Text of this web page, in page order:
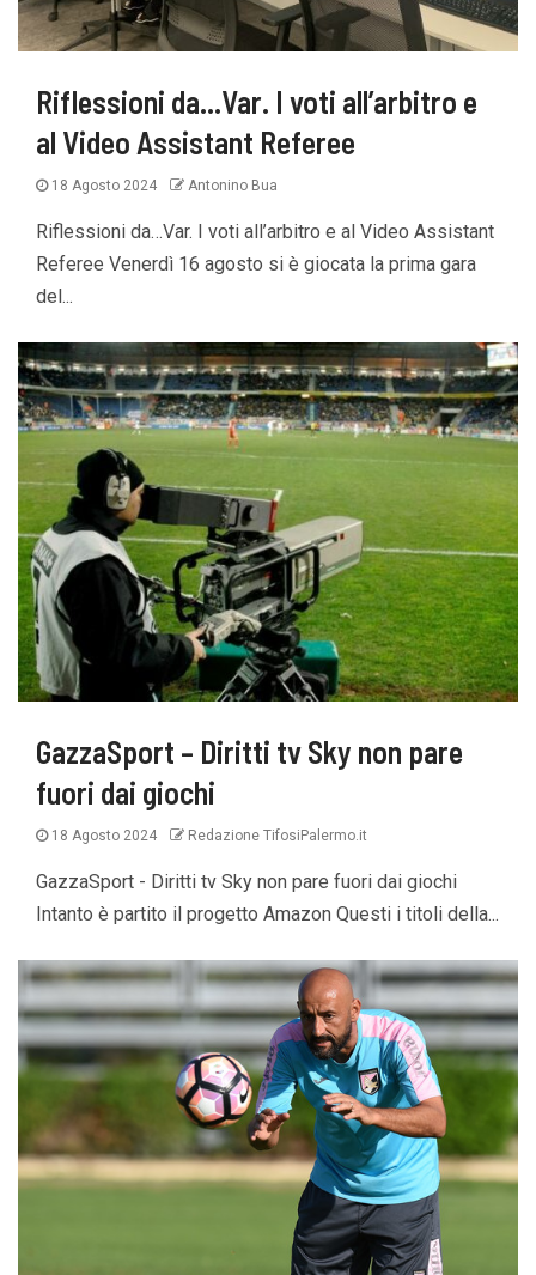
Riflessioni da…Var. I voti all’arbitro e
al Video Assistant Referee
18 Agosto 2024 Antonino Bua
Riflessioni da…Var. I voti all’arbitro e al Video Assistant
Referee Venerdì 16 agosto si è giocata la prima gara
del...
GazzaSport – Diritti tv Sky non pare
fuori dai giochi
18 Agosto 2024 Redazione TifosiPalermo.it
GazzaSport - Diritti tv Sky non pare fuori dai giochi
Intanto è partito il progetto Amazon Questi i titoli della...